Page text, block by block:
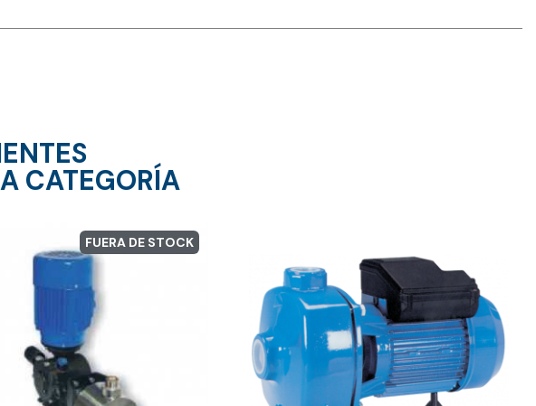
CATEGORÍA
FUERA DE STOCK